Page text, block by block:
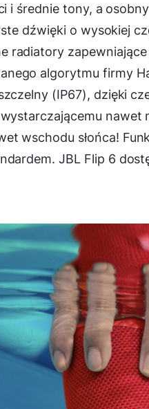
i średnie tony, a
dźwięki o wysokiej
radiatory
algorytmu firmy
(IP67), dzięki
nawet
wschodu słońca!
JBL Flip 6